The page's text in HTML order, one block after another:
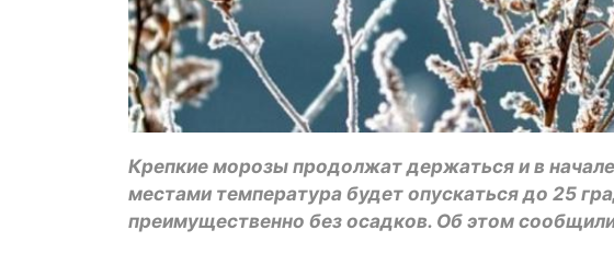
Крепкие морозы продолжат держаться и в
местами температура будет опускаться до 25
преимущественно без осадков. Об этом